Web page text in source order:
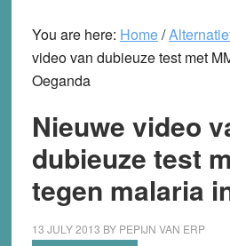
You are here: Home/
video van dubieuze test met
Oeganda
Nieuwe video
dubieuze test
tegen malaria
13 JULY 2013 BY PEPIJN VAN ERP